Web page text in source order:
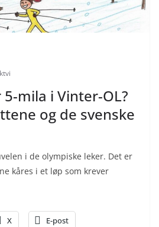
mila i Vinter-OL?
og de svenske
i de olympiske leker. Det er
kåres i et løp som krever
X E-post